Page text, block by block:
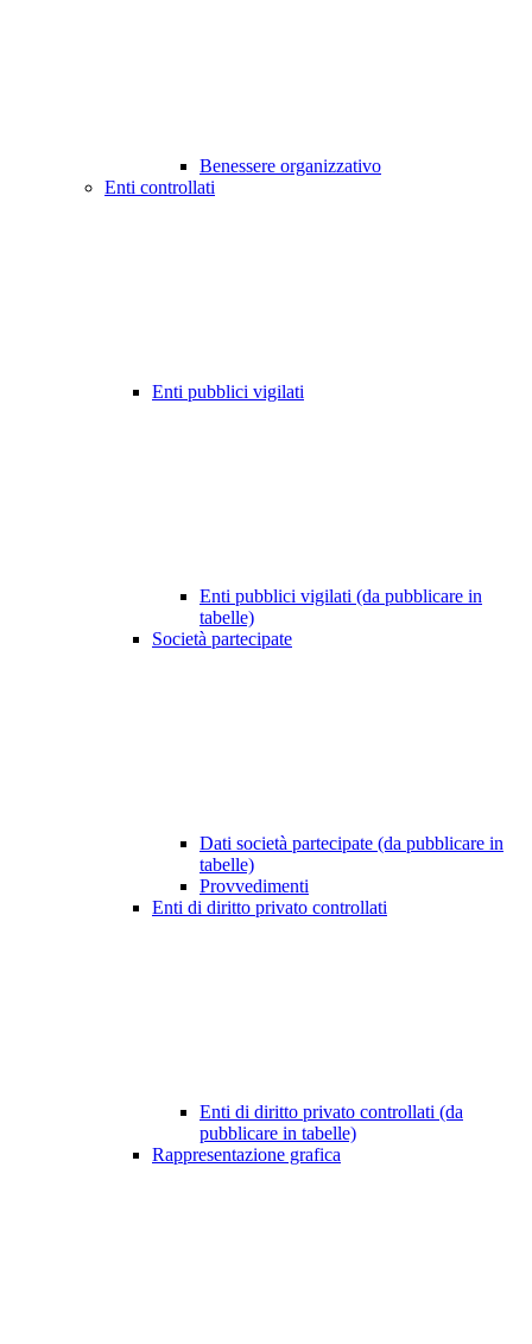
Benessere organizzativo
Enti controllati
Enti pubblici vigilati
Enti pubblici vigilati (da pubblicare in
tabelle)
Società partecipate
Dati società partecipate (da pubblicare in
tabelle)
Provvedimenti
Enti di diritto privato controllati
Enti di diritto privato controllati (da
pubblicare in tabelle)
Rappresentazione grafica